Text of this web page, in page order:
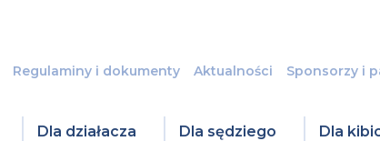
Regulaminy i dokumenty Aktualności Sponsorzy i
Dla działacza Dla sędziego Dla